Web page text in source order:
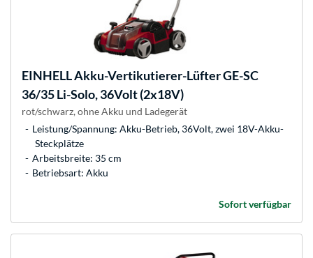
EINHELLAkku-Vertikutierer-Lüfter GE-SC
36/35 Li-Solo, 36Volt (2x18V)
rot/schwarz, ohne Akku und Ladegerät
Leistung/Spannung: Akku-Betrieb, 36Volt, zwei 18V-Akku-
Steckplätze
Arbeitsbreite: 35 cm
Betriebsart: Akku
Sofort verfügbar